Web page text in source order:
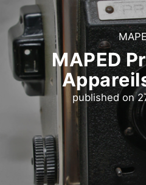
MAPED
published on